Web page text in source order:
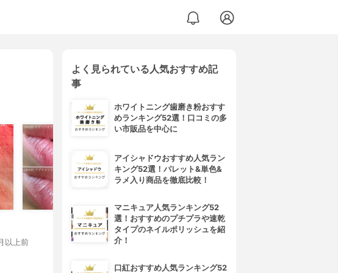
以上前
よく見られている人気おすすめ記
事
ホワイトニング歯磨き粉おすす
めランキング52選！口コミの多
い市販品を中心に
アイシャドウおすすめ人気ラン
キング52選！パレット&単色&
ラメ入り商品を徹底比較！
マニキュア人気ランキング52
選！おすすめのプチプラや速乾
タイプのネイルポリッシュを紹
介！
口紅おすすめ人気ランキング52